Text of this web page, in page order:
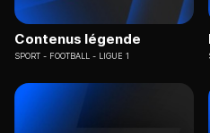
Contenus légende
SPORT FOOTBALL - LIGUE 1